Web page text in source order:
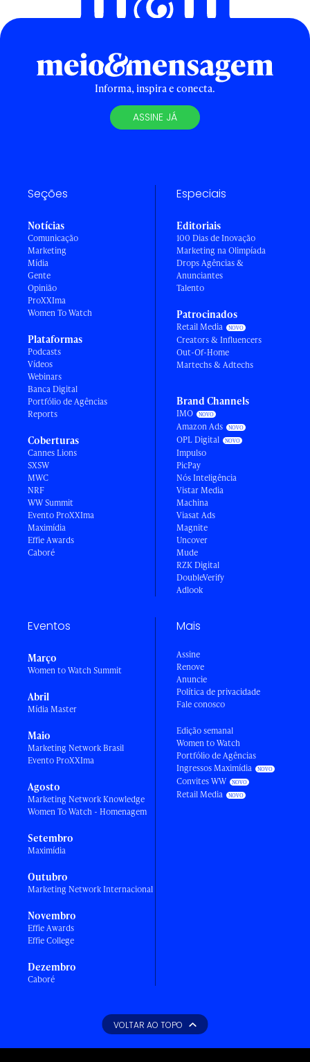
Informa, inspira e conecta.
ASSINE JÁ
Seções
Notícias
Comunicação
Marketing
Mídia
Gente
Opinião
ProXXIma
Women To Watch
Plataformas
Podcasts
Vídeos
Webinars
Banca Digital
Portfólio de Agências
Reports
Coberturas
Cannes Lions
SXSW
MWC
NRF
WW Summit
Evento ProXXIma
Maximídia
Effie Awards
Caboré
Especiais
Editoriais
100 Dias de Inovação
Marketing na Olimpíada
Drops Agências &
Anunciantes
Talento
Patrocinados
Retail Media
Creators & Influencers
Out-Of-Home
Martechs & Adtechs
Brand Channels
IMO
Amazon Ads
OPL Digital
Impulso
PicPay
Nós Inteligência
Vistar Media
Machina
Viasat Ads
Magnite
Uncover
Mude
RZK Digital
DoubleVerify
Adlook
Eventos
Março
Women to Watch Summit
Abril
Mídia Master
Maio
Marketing Network Brasil
Evento ProXXIma
Agosto
Marketing Network Knowledge
Women To Watch - Homenagem
Setembro
Maximídia
Outubro
Marketing Network Internacional
Novembro
Effie Awards
Effie College
Dezembro
Caboré
Mais
Assine
Renove
Anuncie
Política de privacidade
Fale conosco
Edição semanal
Women to Watch
Portfólio de Agências
Ingressos Maximídia
Convites WW
Retail Media
VOLTAR AO TOPO